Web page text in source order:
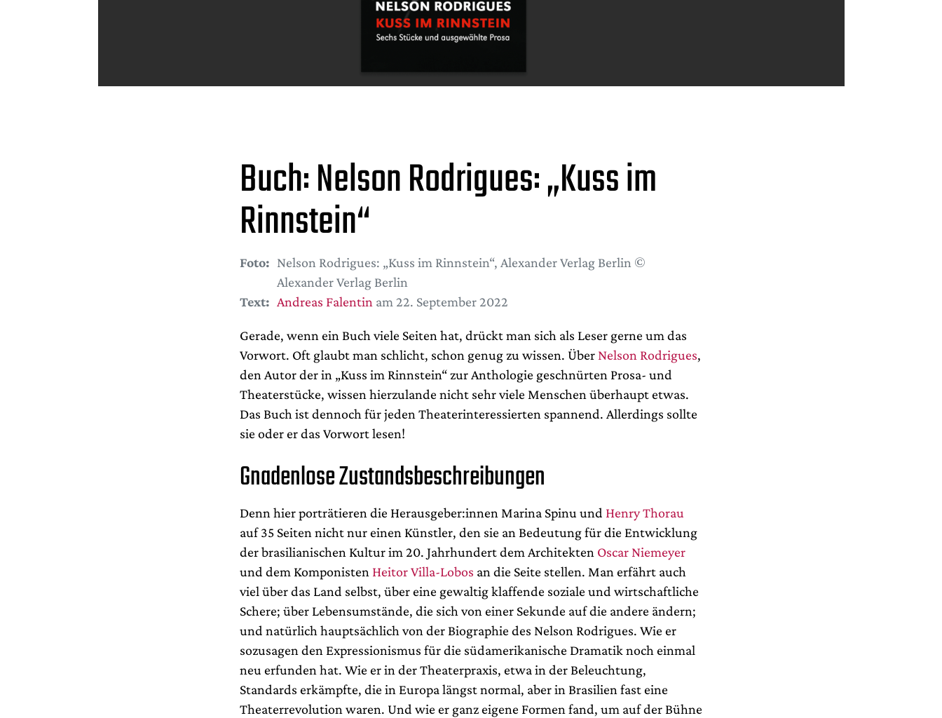
Buch: Nelson Rodrigues: „Kuss im
Rinnstein“
Foto: Nelson Rodrigues: „Kuss im Rinnstein“, Alexander Verlag Berlin ©
Alexander Verlag Berlin
Text: Andreas Falentinam 22. September 2022
Gerade, wenn ein Buch viele Seiten hat, drückt man sich als Leser gerne um das
Vorwort. Oft glaubt man schlicht, schon genug zu wissen. Über Nelson Rodrigues,
den Autor der in „Kuss im Rinnstein“ zur Anthologie geschnürten Prosa- und
Theaterstücke, wissen hierzulande nicht sehr viele Menschen überhaupt etwas.
Das Buch ist dennoch für jeden Theaterinteressierten spannend. Allerdings sollte
sie oder er das Vorwort lesen!
Gnadenlose Zustandsbeschreibungen
Denn hier porträtieren die Herausgeber:innen Marina Spinu und Henry Thorau
auf 35 Seiten nicht nur einen Künstler, den sie an Bedeutung für die Entwicklung
der brasilianischen Kultur im 20. Jahrhundert dem Architekten Oscar Niemeyer
und dem Komponisten Heitor Villa-Lobos an die Seite stellen. Man erfährt auch
viel über das Land selbst, über eine gewaltig klaffende soziale und wirtschaftliche
Schere; über Lebensumstände, die sich von einer Sekunde auf die andere ändern;
und natürlich hauptsächlich von der Biographie des Nelson Rodrigues. Wie er
sozusagen den Expressionismus für die südamerikanische Dramatik noch einmal
neu erfunden hat. Wie er in der Theaterpraxis, etwa in der Beleuchtung,
Standards erkämpfte, die in Europa längst normal, aber in Brasilien fast eine
Theaterrevolution waren. Und wie er ganz eigene Formen fand, um auf der Bühne